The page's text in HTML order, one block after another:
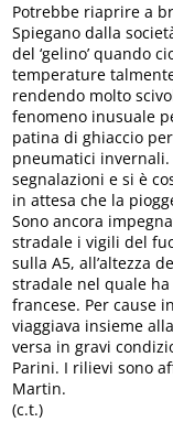
Potrebbe riaprire a
Spiegano dalla
del ‘gelino’ quando
temperature
rendendo molto
fenomeno inusuale
patina di ghiaccio
pneumatici invernali.
segnalazioni e si è
in attesa che la
Sono ancora
stradale i vigili del
sulla A5, all’altezza
stradale nel quale
francese. Per cause
viaggiava insieme
versa in gravi
Parini. I rilievi sono
Martin.
(c.t.)